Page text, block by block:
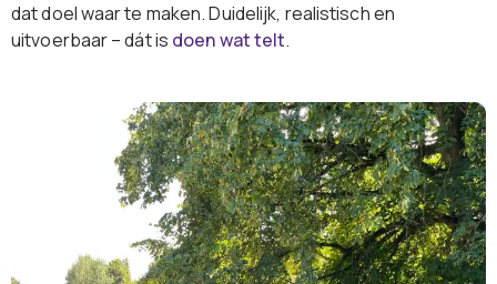
dat doel waar te maken. Duidelijk, realistisch en
uitvoerbaar – dát is doen wat telt.